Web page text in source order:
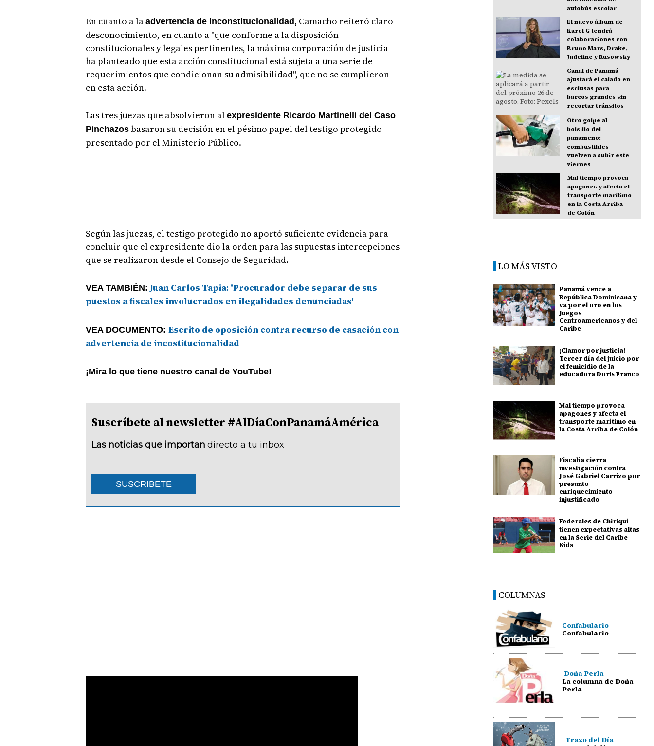
En cuanto a la advertencia de inconstitucionalidad, Camacho reiteró claro
desconocimiento, en cuanto a "que conforme a la disposición
constitucionales y legales pertinentes, la máxima corporación de justicia
ha planteado que esta acción constitucional está sujeta a una serie de
requerimientos que condicionan su admisibilidad", que no se cumplieron
en esta acción.
Las tres juezas que absolvieron al expresidente Ricardo Martinelli del Caso
Pinchazosbasaron su decisión en el pésimo papel del testigo protegido
presentado por el Ministerio Público.
Según las juezas, el testigo protegido no aportó suficiente evidencia para
concluir que el expresidente dio la orden para las supuestas intercepciones
que se realizaron desde el Consejo de Seguridad.
VEA TAMBIÉN:Juan Carlos Tapia: 'Procurador debe separar de sus
puestos a fiscales involucrados en ilegalidades denunciadas'
VEA DOCUMENTO: Escrito de oposición contra recurso de casación con
advertencia de incostitucionalidad
¡Mira lo que tiene nuestro canal de YouTube!
Suscríbete al newsletter #AlDíaConPanamáAmérica
Las noticias que importan directo a tu inbox
SUSCRIBETE
autobús escolar
El nuevo álbum de
Karol G tendrá
colaboraciones con
Bruno Mars, Drake,
Judeline y Rusowsky
Canal de Panamá
ajustará el calado en
esclusas para
barcos grandes sin
recortar tránsitos
Otro golpe al
bolsillo del
panameño:
combustibles
vuelven a subir este
viernes
Mal tiempo provoca
apagones y afecta el
transporte marítimo
en la Costa Arriba
de Colón
LO MÁS VISTO
Panamá vence a
República Dominicana y
va por el oro en los
Juegos
Centroamericanos y del
Caribe
¡Clamor por justicia!
Tercer día del juicio por
el femicidio de la
educadora Doris Franco
Mal tiempo provoca
apagones y afecta el
transporte marítimo en
la Costa Arriba de Colón
Fiscalía cierra
investigación contra
José Gabriel Carrizo por
presunto
enriquecimiento
injustificado
Federales de Chiriquí
tienen expectativas altas
en la Serie del Caribe
Kids
COLUMNAS
Confabulario
Confabulario
Doña Perla
La columna de Doña
Perla
Trazo del Día